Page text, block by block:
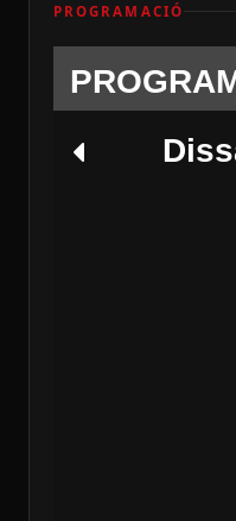
PROGRAMACIÓ